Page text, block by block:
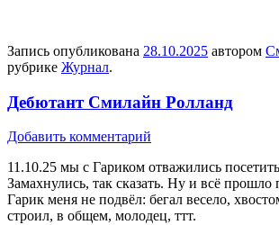
Запись опубликована 28.10.2025 автором
рубрике Журнал.
Дебютант Смилайн Ролланд
Добавить комментарий
11.10.25 мы с Гариком отважились
Замахнулись, так сказать. Ну и всё прошло
Гарик меня не подвёл: бегал весело,
строил, в общем, молодец, ттт.